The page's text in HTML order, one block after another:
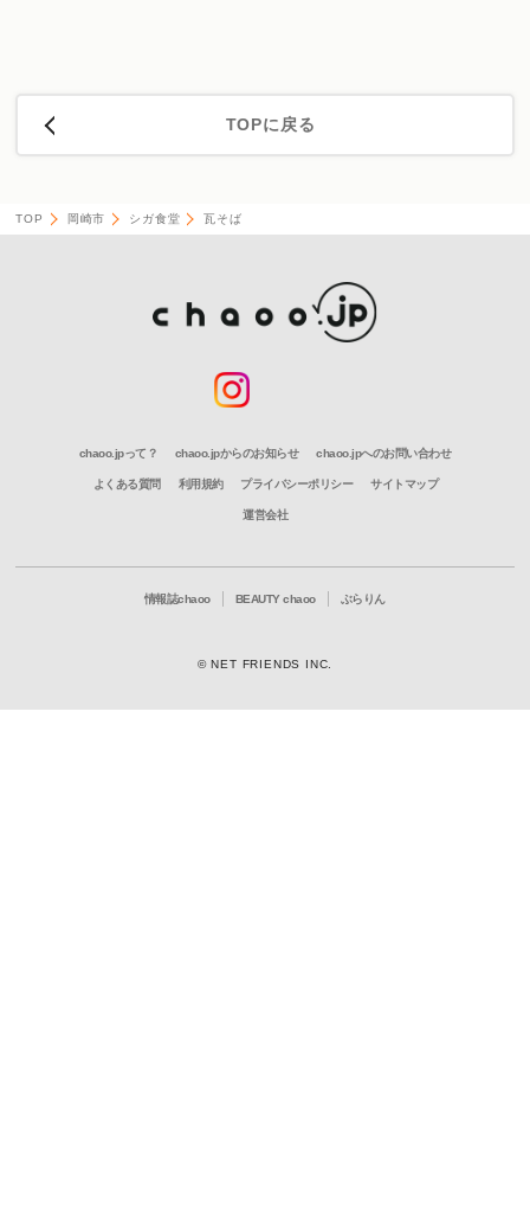
TOPに戻る
TOP 岡崎市 シガ食堂 瓦そば
chaoo.jpって？ chaoo.jpからのお知らせ chaoo.jpへのお問い合わせ
よくある質問 利用規約 プライバシーポリシー サイトマップ
運営会社
情報誌chaoo BEAUTY chaoo ぶらりん
© NET FRIENDS INC.